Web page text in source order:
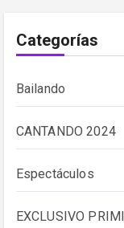
Categorías
Bailando
CANTANDO 2024
Espectáculos
EXCLUSIVO